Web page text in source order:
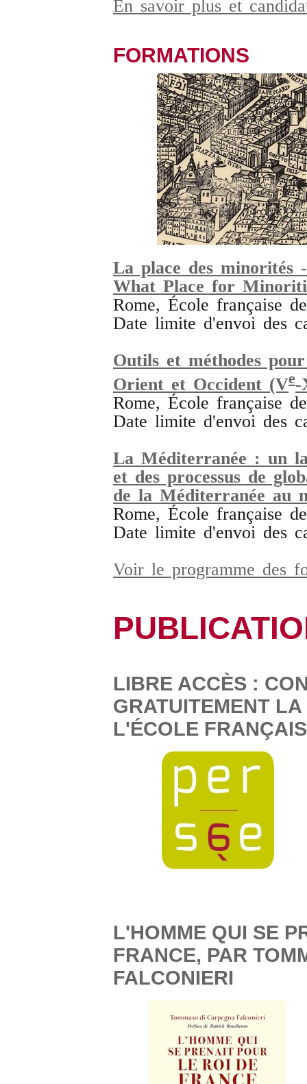
En savoir plus et
FORMATIONS
La place des minorités
What Place for
Rome, École française
Date limite d'envoi des
Outils et méthodes
Orient et Occident (Ve-
Rome, École française
Date limite d'envoi des
La Méditerranée : un
et des processus de
de la Méditerranée au
Rome, École française
Date limite d'envoi des
Voir le programme des
LIBRE ACCÈS :
GRATUITEMENT
L'ÉCOLE
L'HOMME QUI SE
FRANCE, PAR
FALCONIERI